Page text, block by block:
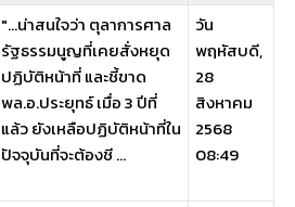
"...น่าสนใจว่า ตุลาการศาล
รัฐธรรมนูญที่เคยสั่งหยุด
ปฏิบัติหน้าที่ และชี้ขาด
พล.อ.ประยุทธ์ เมื่อ 3 ปีที่
แล้ว ยังเหลือปฏิบัติหน้าที่ใน
ปัจจุบันที่จะต้องชี ...
วัน
พฤหัสบดี,
28
สิงหาคม
2568
08:49